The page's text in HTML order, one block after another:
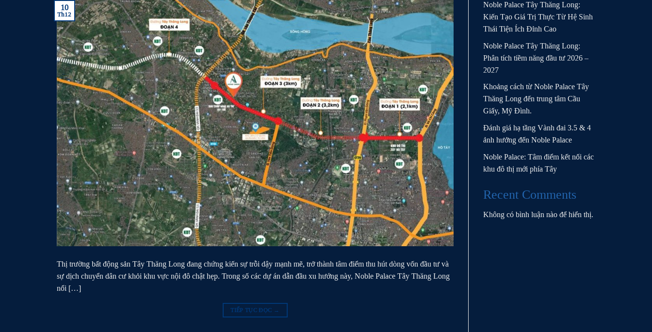
10
Th12
Thị trường bất động sản Tây Thăng Long đang chứng kiến sự trỗi dậy mạnh mẽ, trở thành tâm điểm thu hút dòng vốn đầu tư và
sự dịch chuyển dân cư khỏi khu vực nội đô chật hẹp. Trong số các dự án dẫn đầu xu hướng này, Noble Palace Tây Thăng Long
nổi […]
TIẾP TỤC ĐỌC →
Noble Palace Tây Thăng Long:
Kiến Tạo Giá Trị Thực Từ Hệ Sinh
Thái Tiện Ích Đỉnh Cao
Noble Palace Tây Thăng Long:
Phân tích tiềm năng đầu tư 2026 –
2027
Khoảng cách từ Noble Palace Tây
Thăng Long đến trung tâm Cầu
Giấy, Mỹ Đình.
Đánh giá hạ tầng Vành đai 3.5 & 4
ảnh hưởng đến Noble Palace
Noble Palace: Tâm điểm kết nối các
khu đô thị mới phía Tây
Recent Comments
Không có bình luận nào để hiển thị.